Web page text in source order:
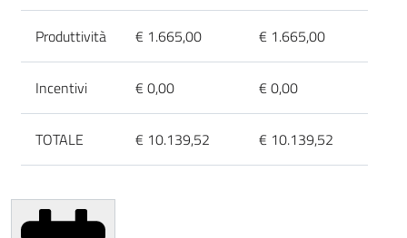
Produttività € 1.665,00 € 1.665,00
Incentivi € 0,00 € 0,00
TOTALE € 10.139,52 € 10.139,52